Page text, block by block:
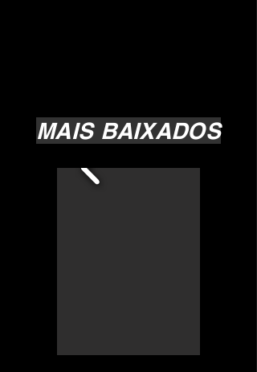
MAIS BAIXADOS